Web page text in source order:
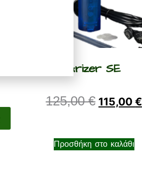
Arizer SE
125,00€ 115,00€
Προσθήκη στο καλάθι